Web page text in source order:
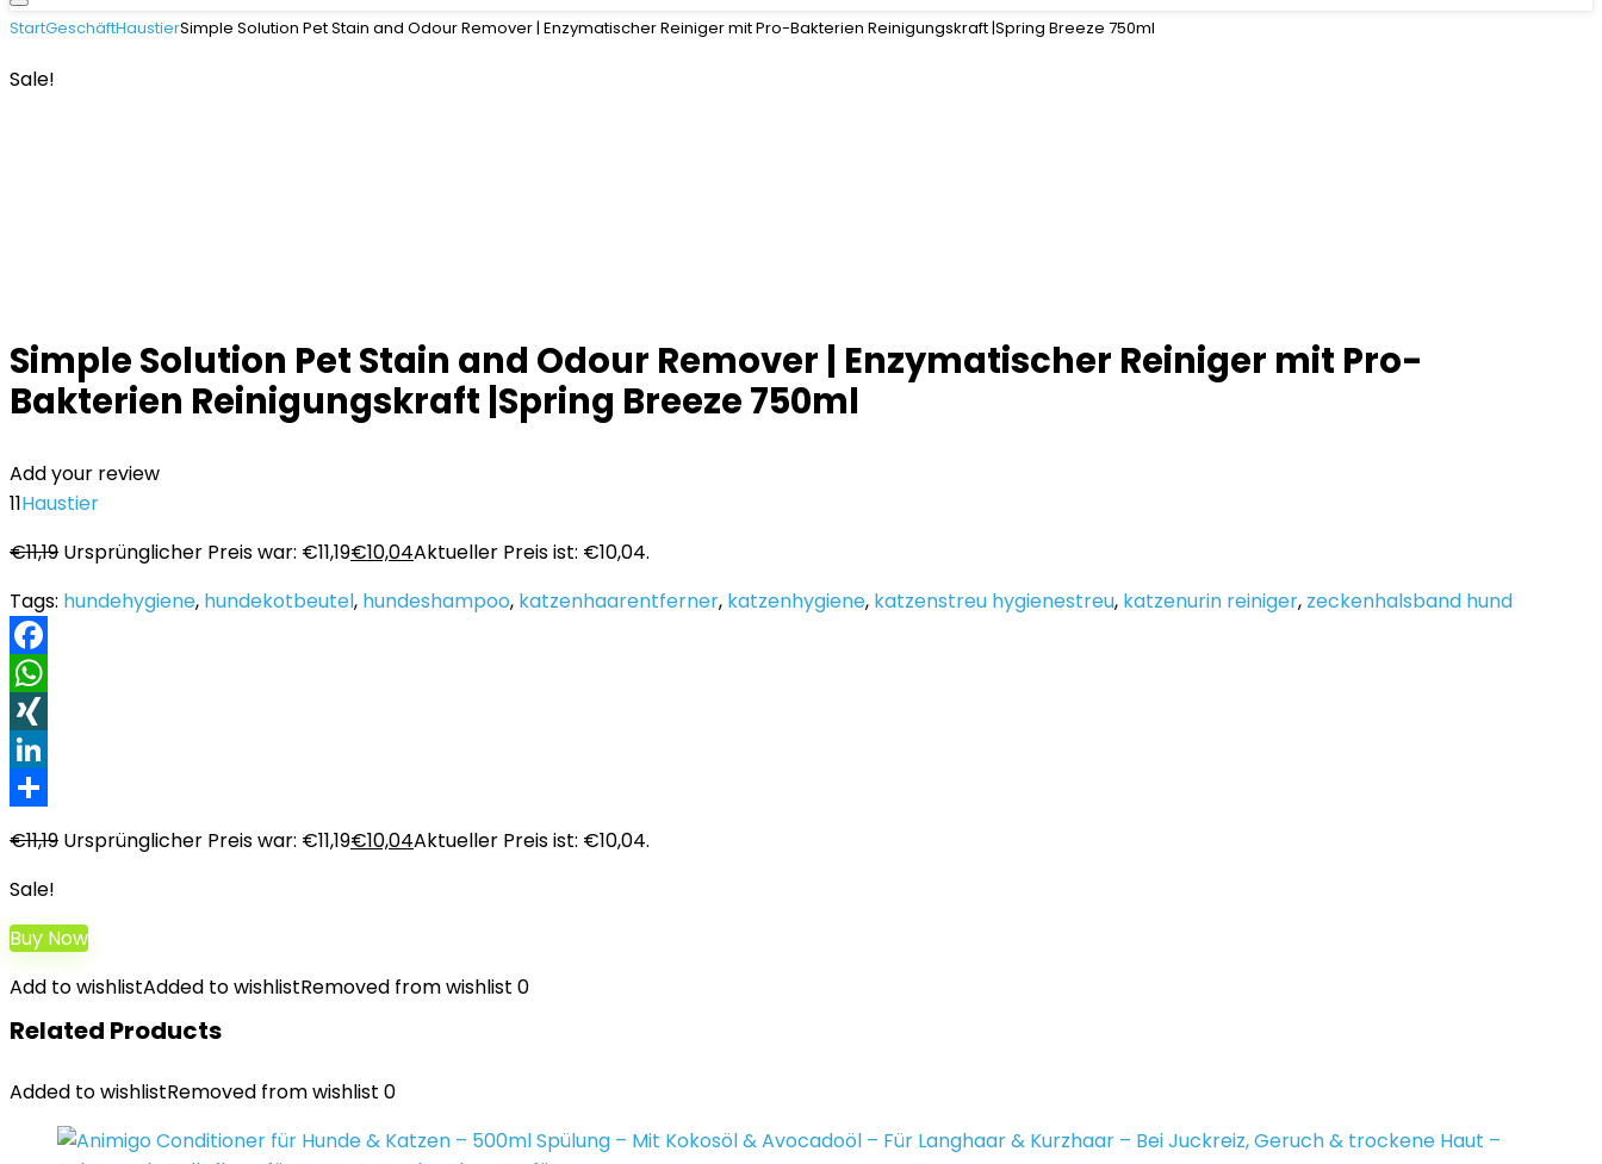
StartGeschäftHaustierSimple Solution Pet Stain and Odour Remover | Enzymatischer Reiniger mit Pro-Bakterien Reinigungskraft |Spring Breeze 750ml
Sale!
Simple Solution Pet Stain and Odour Remover | Enzymatischer Reiniger mit Pro-
Bakterien Reinigungskraft |Spring Breeze 750ml
Add your review
11Haustier
€11,19 Ursprünglicher Preis war: €11,19€10,04Aktueller Preis ist: €10,04.
Tags: hundehygiene, hundekotbeutel, hundeshampoo, katzenhaarentferner, katzenhygiene, katzenstreu hygienestreu, katzenurin reiniger, zeckenhalsband hund
Facebook
WhatsApp
XING
LinkedIn
€11,19 Ursprünglicher Preis war: €11,19€10,04Aktueller Preis ist: €10,04.
Sale!
Buy Now
Add to wishlistAdded to wishlistRemoved from wishlist 0
Related Products
Added to wishlistRemoved from wishlist 0